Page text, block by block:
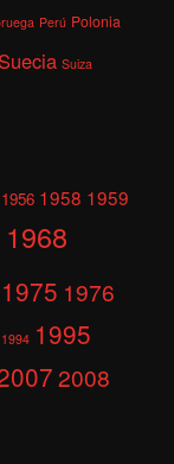
Perú Polonia
Suecia Suiza
1956 1958 1959
1968
1975 1976
1994 1995
2008